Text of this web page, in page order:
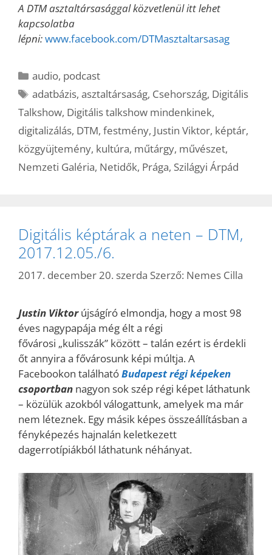
A DTM asztaltársasággal közvetlenül itt lehet
kapcsolatba
lépni:www.facebook.com/DTMasztaltarsasag
Kategória
audio, podcast
Címkék
adatbázis,asztaltársaság, Csehország, Digitális
Talkshow, Digitális talkshow mindenkinek,
digitalizálás, DTM, festmény, Justin Viktor, képtár,
közgyüjtemény, kultúra, műtárgy, művészet,
Nemzeti Galéria, Netidők, Prága, Szilágyi Árpád
Digitális képtárak a neten – DTM,
2017.12.05./6.
2017. december 20. szerda Szerző: Nemes Cilla
Justin Viktor újságíró elmondja, hogy a most 98
éves nagypapája még élt a régi
fővárosi „kulisszák” között – talán ezért is érdekli
őt annyira a fővárosunk képi múltja. A
Facebookon találhatóBudapest régi képeken
csoportban nagyon sok szép régi képet láthatunk
– közülük azokból válogattunk, amelyek ma már
nem léteznek. Egy másik képes összeállításban a
fényképezés hajnalán keletkezett
dagerrotípiákból láthatunk néhányat.